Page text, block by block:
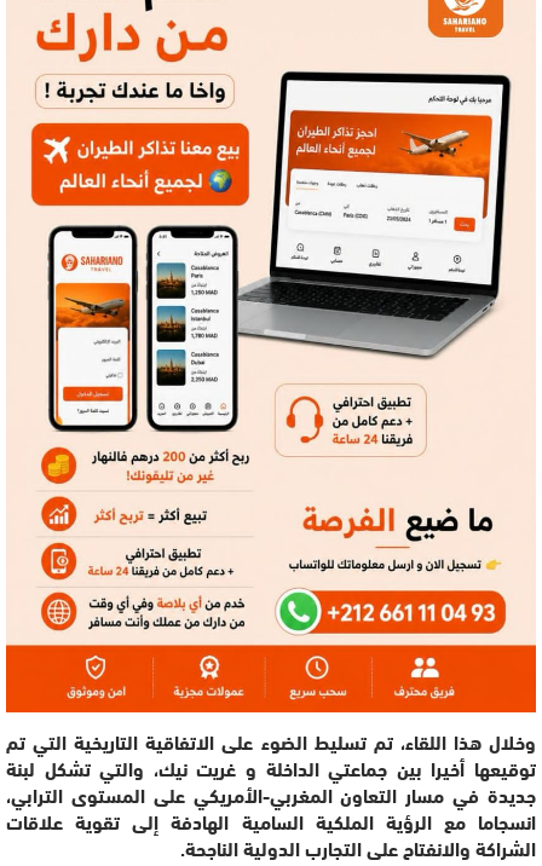
وخلال هذا اللقاء، تم تسليط الضوء على الاتفاقية التاريخية التي تم
توقيعها أخيرا بين جماعتي الداخلة و غريت نيك، والتي تشكل لبنة
جديدة في مسار التعاون المغربي-الأمريكي على المستوى الترابي،
انسجاما مع الرؤية الملكية السامية الهادفة إلى تقوية علاقات
الشراكة والانفتاح على التجارب الدولية الناجحة.